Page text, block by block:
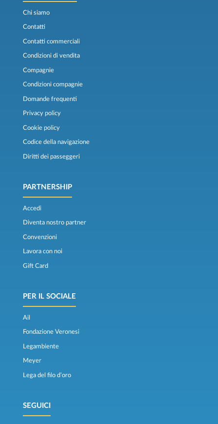
Chi siamo
Contatti
Contatti commerciali
Condizioni di vendita
Compagnie
Condizioni compagnie
Domande frequenti
Privacy policy
Cookie policy
Codice della navigazione
Diritti dei passeggeri
PARTNERSHIP
Accedi
Diventa nostro partner
Convenzioni
Lavora con noi
Gift Card
PER IL SOCIALE
Ail
Fondazione Veronesi
Legambiente
Meyer
Lega del filo d’oro
SEGUICI